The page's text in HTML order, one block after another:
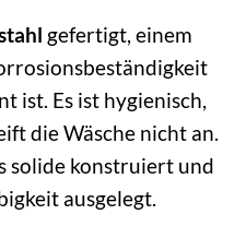
gefertigt, einem
ist. Es ist hygienisch,
die Wäsche nicht an.
solide konstruiert und
ausgelegt.